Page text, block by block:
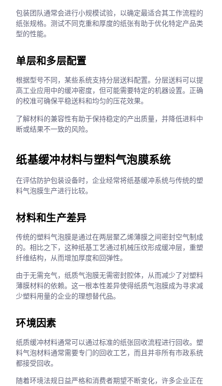
包装团队通常会进行小规模试验，以确定最适合其工作流程的
纸张规格。测试不同克重和厚度的纸张有助于优化特定产品类
型的性能。
单层和多层配置
根据型号不同，某些系统支持分层送料配置。分层送料可以提
高工业应用中的缓冲密度，但可能需要特定的机器设置。正确
的校准可确保平稳送料和均匀的压花效果。
了解材料的兼容性有助于保持稳定的产出质量，并降低进料中
断或结果不一致的风险。
纸基缓冲材料与塑料气泡膜系统
在评估防护包装设备时，企业经常将纸基缓冲系统与传统的塑
料气泡膜生产进行比较。
材料和生产差异
传统的塑料气泡膜是通过在两层聚乙烯薄膜之间密封空气制成
的。相比之下，这种纸基工艺通过机械压纹形成缓冲层，重塑
纤维结构，从而增加厚度和回弹性。
由于无需充气，纸质气泡膜无需密封腔体，从而减少了对塑料
薄膜材料的依赖。这一根本性差异使得纸质气泡膜成为寻求减
少塑料用量的企业的理想替代品。
环境因素
纸质缓冲材料通常可以通过标准的纸张回收流程进行回收。塑
料气泡材料通常需要专门的回收工艺，而且并非所有市政系统
都接受回收。
随着环境法规日益严格和消费者期望不断变化，许多企业正在